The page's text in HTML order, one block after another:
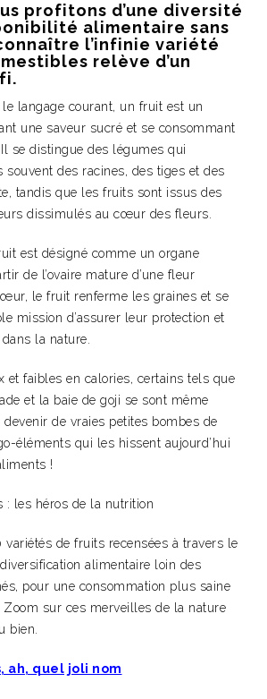
profitons d’une diversité
alimentaire sans
l’infinie variété
relève d’un
langage courant, un fruit est un
une saveur sucré et se consommant
se distingue des légumes qui
souvent des racines, des tiges et des
tandis que les fruits sont issus des
dissimulés au cœur des fleurs.
est désigné comme un organe
de l’ovaire mature d’une fleur
le fruit renferme les graines et se
mission d’assurer leur protection et
la nature.
et faibles en calories, certains tels que
et la baie de goji se sont même
de vraies petites bombes de
éléments qui les hissent aujourd’hui
!
: les héros de la nutrition
de fruits recensées à travers le
alimentaire loin des
pour une consommation plus saine
sur ces merveilles de la nature
bien.
ah, quel joli nom